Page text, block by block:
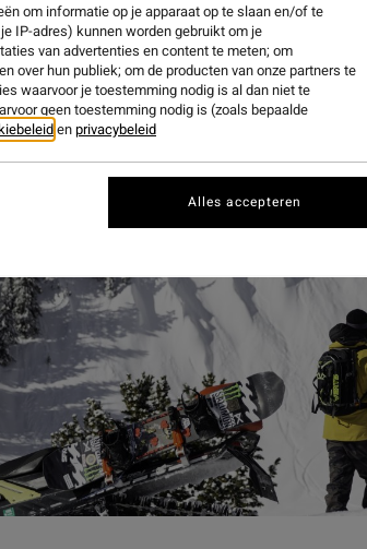
om informatie op je apparaat op te slaan en/of te
IP-adres) kunnen worden gebruikt om je
van advertenties en content te meten; om
over hun publiek; om de producten van onze partners te
waarvoor je toestemming nodig is al dan niet te
geen toestemming nodig is (zoals bepaalde
enprivacybeleid
Alles accepteren